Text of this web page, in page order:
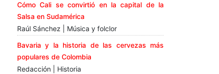
Cómo Cali se convirtió en la capital de la
Salsa en Sudamérica
Raúl Sánchez | Música y folclor
Bavaria y la historia de las cervezas más
populares de Colombia
Redacción | Historia